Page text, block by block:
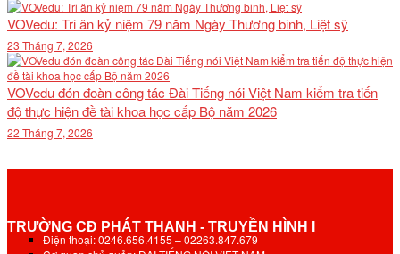
VOVedu: Tri ân kỷ niệm 79 năm Ngày Thương binh, Liệt sỹ
23 Tháng 7, 2026
VOVedu đón đoàn công tác Đài Tiếng nói Việt Nam kiểm tra tiến
độ thực hiện đề tài khoa học cấp Bộ năm 2026
22 Tháng 7, 2026
TRƯỜNG CĐ PHÁT THANH - TRUYỀN HÌNH I
Điện thoại: 0246.656.4155 – 02263.847.679